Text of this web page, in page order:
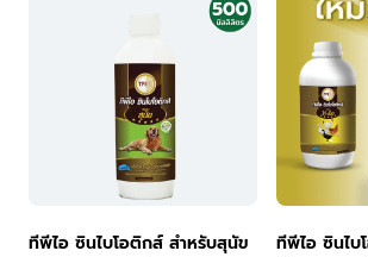
ทีพีไอ ซินไบโอติกส์ สำหรับสุนัข
ทีพีไอ ซินไบ